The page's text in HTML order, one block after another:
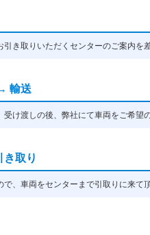
き取りいただくセンターのご案内を
輸送
け渡しの後、弊社にて車両をご希望
き取り
、車両をセンターまで引取りに来て頂